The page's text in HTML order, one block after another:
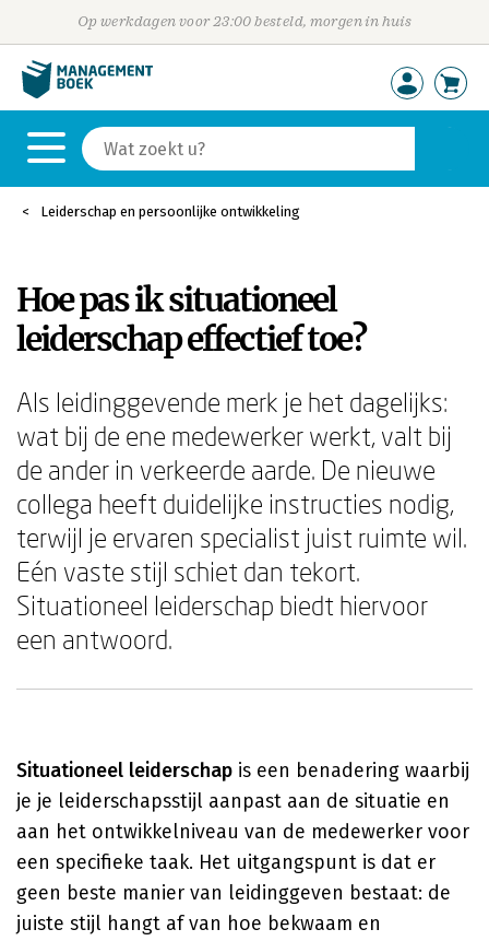
Op werkdagen voor 23:00 besteld, morgen in huis
Leiderschap en persoonlijke ontwikkeling
Hoe pas ik situationeel
leiderschap effectief toe?
Als leidinggevende merk je het dagelijks:
wat bij de ene medewerker werkt, valt bij
de ander in verkeerde aarde. De nieuwe
collega heeft duidelijke instructies nodig,
terwijl je ervaren specialist juist ruimte wil.
Eén vaste stijl schiet dan tekort.
Situationeel leiderschap biedt hiervoor
een antwoord.
Situationeel leiderschap is een benadering waarbij
je je leiderschapsstijl aanpast aan de situatie en
aan het ontwikkelniveau van de medewerker voor
een specifieke taak. Het uitgangspunt is dat er
geen beste manier van leidinggeven bestaat: de
juiste stijl hangt af van hoe bekwaam en